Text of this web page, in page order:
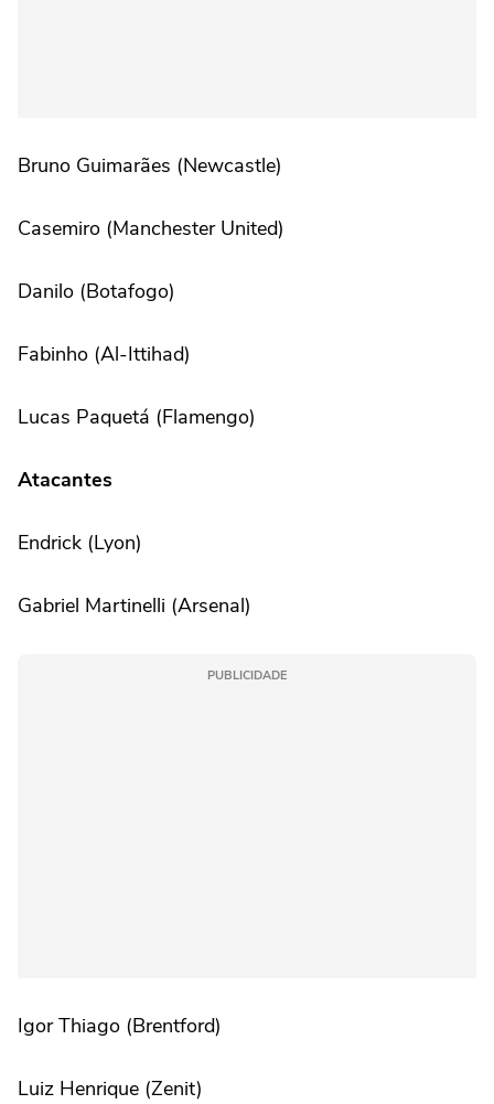
Bruno Guimarães (Newcastle)
Casemiro (Manchester United)
Danilo (Botafogo)
Fabinho (Al-Ittihad)
Lucas Paquetá (Flamengo)
Atacantes
Endrick (Lyon)
Gabriel Martinelli (Arsenal)
PUBLICIDADE
Igor Thiago (Brentford)
Luiz Henrique (Zenit)